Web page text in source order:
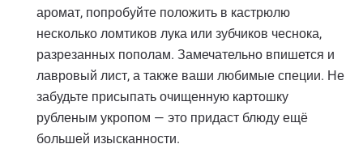
аромат, попробуйте положить в кастрюлю
несколько ломтиков лука или зубчиков чеснока,
разрезанных пополам. Замечательно впишется и
лавровый лист, а также ваши любимые специи. Не
забудьте присыпать очищенную картошку
рубленым укропом — это придаст блюду ещё
большей изысканности.